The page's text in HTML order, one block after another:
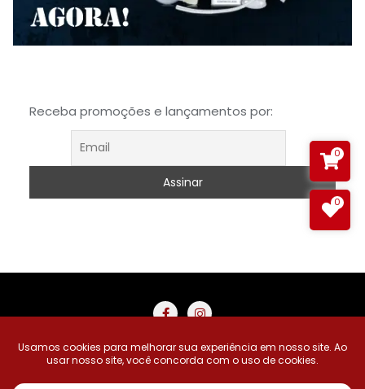
Receba promoções e lançamentos por:
Buscar Produtos Carrinho
Minha Conta
Meus Desejos
0
0